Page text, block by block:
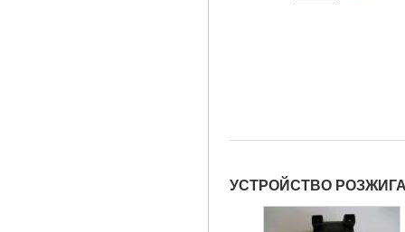
УСТРОЙСТВО РОЗЖИГА